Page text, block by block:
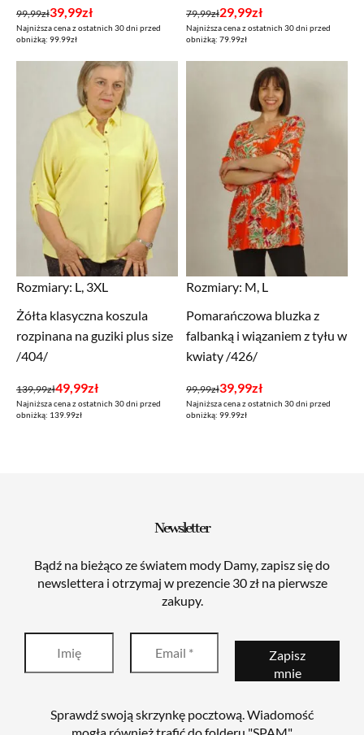
99,99zł
Pierwotna
cena
39,99zł
Aktualna
cena
Najniższa cena z ostatnich 30 dni przed
obniżką: 99.99zł
79,99zł
Pierwotna
cena
29,99zł
Aktualna
cena
Najniższa cena z ostatnich 30 dni przed
obniżką: 79.99zł
Rozmiary: L, 3XL
Żółta klasyczna koszula
rozpinana na guziki plus size
/404/
139,99zł
Pierwotna
cena
49,99zł
Aktualna
cena
Najniższa cena z ostatnich 30 dni przed
obniżką: 139.99zł
Rozmiary: M, L
Pomarańczowa bluzka z
falbanką i wiązaniem z tyłu w
kwiaty /426/
99,99zł
Pierwotna
cena
39,99zł
Aktualna
cena
Najniższa cena z ostatnich 30 dni przed
obniżką: 99.99zł
Newsletter
Bądź na bieżąco ze światem mody Damy, zapisz się do
newslettera i otrzymaj w prezencie 30 zł na pierwsze
zakupy.
Sprawdź swoją skrzynkę pocztową. Wiadomość